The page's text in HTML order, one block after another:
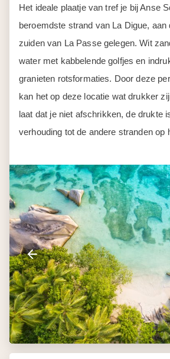
Het ideale plaatje van tref je bij Anse
beroemdste strand van La Digue,
zuiden van La Passe gelegen. Wit
water met kabbelende golfjes en
granieten rotsformaties. Door deze
kan het op deze locatie wat drukker
laat dat je niet afschrikken, de drukte
verhouding tot de andere stranden op